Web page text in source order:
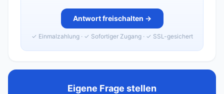
Antwort freischalten →
✓ Einmalzahlung · ✓ Sofortiger Zugang · ✓ SSL-gesichert
Eigene Frage stellen